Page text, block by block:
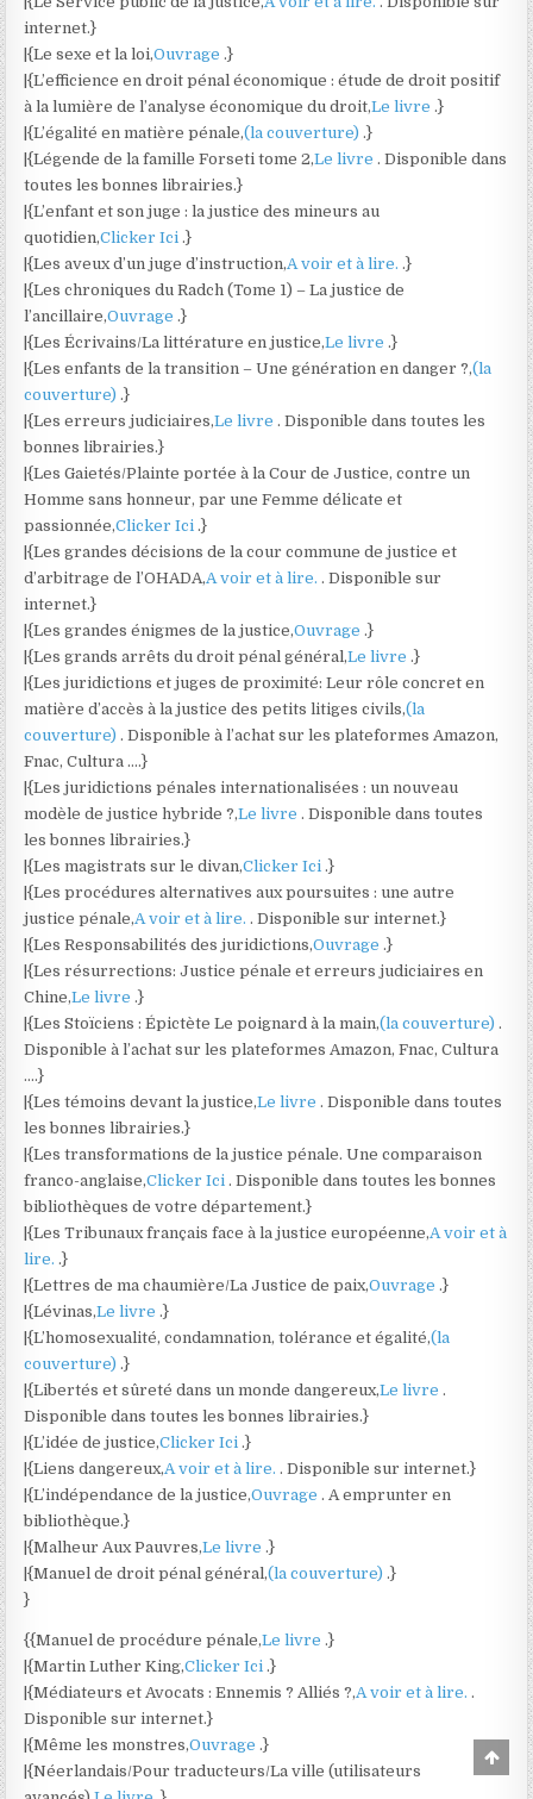
internet.}
|{Le sexe et la loi,Ouvrage.}
|{L’efficience en droit pénal économique : étude de droit positif
à la lumière de l’analyse économique du droit,Le livre.}
|{L’égalité en matière pénale,(la couverture).}
|{Légende de la famille Forseti tome 2,Le livre. Disponible dans
toutes les bonnes librairies.}
|{L’enfant et son juge : la justice des mineurs au
quotidien,Clicker Ici.}
|{Les aveux d’un juge d’instruction,A voir et à lire..}
|{Les chroniques du Radch (Tome 1) – La justice de
l’ancillaire,Ouvrage.}
|{Les Écrivains/La littérature en justice,Le livre.}
|{Les enfants de la transition – Une génération en danger ?,(la
couverture).}
|{Les erreurs judiciaires,Le livre. Disponible dans toutes les
bonnes librairies.}
|{Les Gaietés/Plainte portée à la Cour de Justice, contre un
Homme sans honneur, par une Femme délicate et
passionnée,Clicker Ici.}
|{Les grandes décisions de la cour commune de justice et
d’arbitrage de l’OHADA,A voir et à lire.. Disponible sur
internet.}
|{Les grandes énigmes de la justice,Ouvrage.}
|{Les grands arrêts du droit pénal général,Le livre.}
|{Les juridictions et juges de proximité: Leur rôle concret en
matière d’accès à la justice des petits litiges civils,(la
couverture). Disponible à l’achat sur les plateformes Amazon,
Fnac, Cultura ….}
|{Les juridictions pénales internationalisées : un nouveau
modèle de justice hybride ?,Le livre. Disponible dans toutes
les bonnes librairies.}
|{Les magistrats sur le divan,Clicker Ici.}
|{Les procédures alternatives aux poursuites : une autre
justice pénale,A voir et à lire.. Disponible sur internet.}
|{Les Responsabilités des juridictions,Ouvrage.}
|{Les résurrections: Justice pénale et erreurs judiciaires en
Chine,Le livre.}
|{Les Stoïciens : Épictète Le poignard à la main,(la couverture).
Disponible à l’achat sur les plateformes Amazon, Fnac, Cultura
….}
|{Les témoins devant la justice,Le livre. Disponible dans toutes
les bonnes librairies.}
|{Les transformations de la justice pénale. Une comparaison
franco-anglaise,Clicker Ici. Disponible dans toutes les bonnes
bibliothèques de votre département.}
|{Les Tribunaux français face à la justice européenne,A voir et à
lire..}
|{Lettres de ma chaumière/La Justice de paix,Ouvrage.}
|{Lévinas,Le livre.}
|{L’homosexualité, condamnation, tolérance et égalité,(la
couverture).}
|{Libertés et sûreté dans un monde dangereux,Le livre.
Disponible dans toutes les bonnes librairies.}
|{L’idée de justice,Clicker Ici.}
|{Liens dangereux,A voir et à lire.. Disponible sur internet.}
|{L’indépendance de la justice,Ouvrage. A emprunter en
bibliothèque.}
|{Malheur Aux Pauvres,Le livre.}
|{Manuel de droit pénal général,(la couverture).}
}
{{Manuel de procédure pénale,Le livre.}
|{Martin Luther King,Clicker Ici.}
|{Médiateurs et Avocats : Ennemis ? Alliés ?,A voir et à lire..
Disponible sur internet.}
|{Même les monstres,Ouvrage.}
|{Néerlandais/Pour traducteurs/La ville (utilisateurs
to
Top